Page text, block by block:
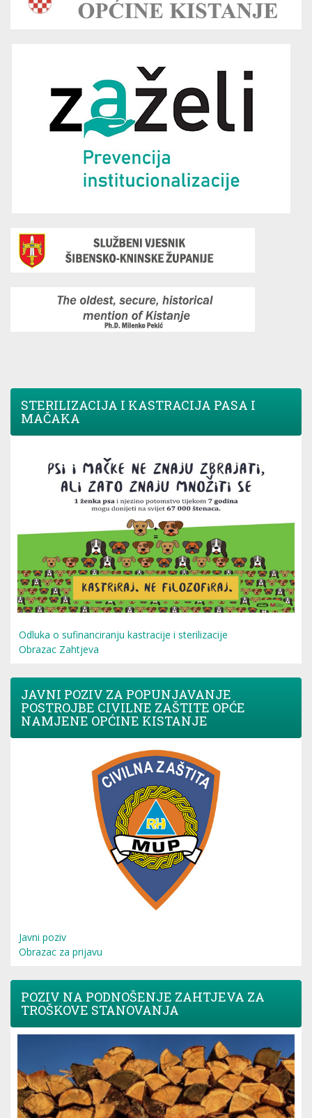
STERILIZACIJA I KASTRACIJA PASA I
MAČAKA
Odluka o sufinanciranju kastracije i sterilizacije
Obrazac Zahtjeva
JAVNI POZIV ZA POPUNJAVANJE
POSTROJBE CIVILNE ZAŠTITE OPĆE
NAMJENE OPĆINE KISTANJE
Javni poziv
Obrazac za prijavu
POZIV NA PODNOŠENJE ZAHTJEVA ZA
TROŠKOVE STANOVANJA